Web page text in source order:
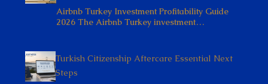
Airbnb Turkey Investment Profitability Guide
2026 The Airbnb Turkey investment…
Turkish Citizenship Aftercare Essential Next
Steps